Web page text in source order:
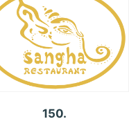
150.